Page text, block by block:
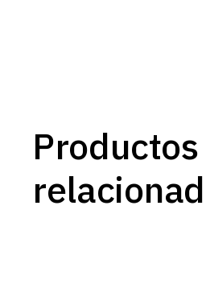
Productos